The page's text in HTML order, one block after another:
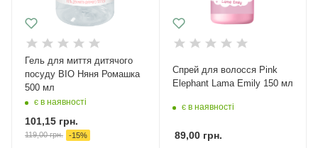
Гель для миття дитячого
посуду BIO Няня Ромашка
500 мл
є в наявності
101,15 грн.
119,00грн. -15%
Спрей для волосся Pink
Elephant Lama Emily 150 мл
є в наявності
89,00грн.